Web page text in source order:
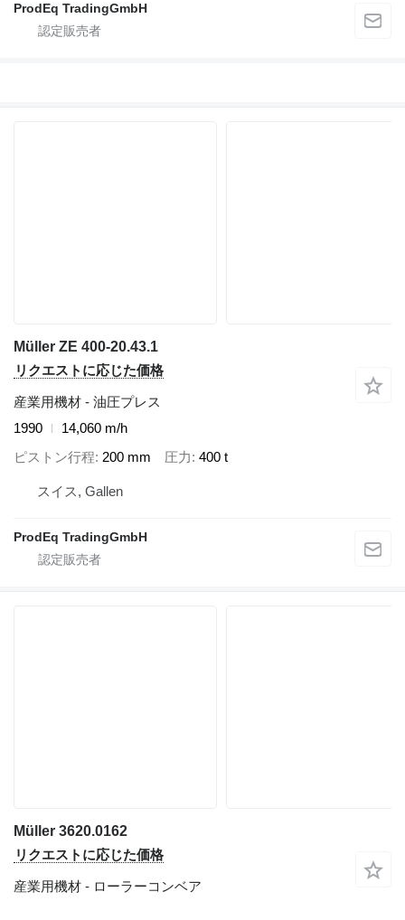
ProdEq TradingGmbH
Müller ZE 400-20.43.1
リクエストに応じた価格
産業用機材 - 油圧プレス
1990
14,060 m/h
ピストン行程 200 mm 圧力 400 t
スイス, Gallen
ProdEq TradingGmbH
Müller 3620.0162
リクエストに応じた価格
産業用機材 - ローラーコンベア